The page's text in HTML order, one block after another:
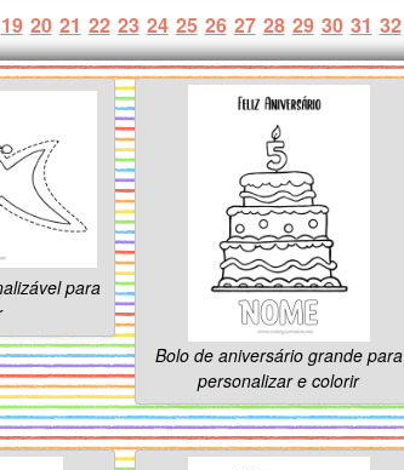
19 20 21 22 23 24 25 26 27 28 29 30 31 32
para
Bolo de aniversário grande para
personalizar e colorir